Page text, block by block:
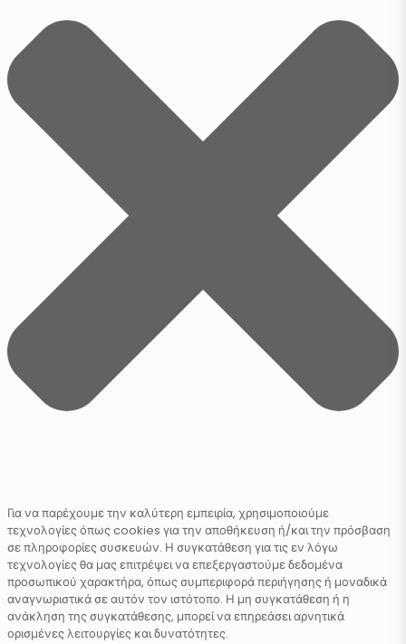
Για να παρέχουμε την καλύτερη εμπειρία, χρησιμοποιούμε
τεχνολογίες όπως cookies για την αποθήκευση ή/και την πρόσβαση
σε πληροφορίες συσκευών. Η συγκατάθεση για τις εν λόγω
τεχνολογίες θα μας επιτρέψει να επεξεργαστούμε δεδομένα
προσωπικού χαρακτήρα, όπως συμπεριφορά περιήγησης ή μοναδικά
αναγνωριστικά σε αυτόν τον ιστότοπο. Η μη συγκατάθεση ή η
ανάκληση της συγκατάθεσης, μπορεί να επηρεάσει αρνητικά
ορισμένες λειτουργίες και δυνατότητες.